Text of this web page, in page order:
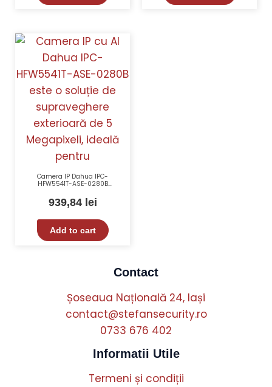
Camera IP Dahua IPC-
HFW5541T-ASE-0280B
80m, WDR 120dB, IP67
939,84 lei
Add to cart
Contact
Șoseaua Națională 24, Iași
contact@stefansecurity.ro
0733 676 402
Informatii Utile
Termeni și condiții